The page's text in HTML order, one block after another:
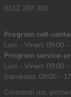
0312 287 300
Program call-
Luni - Vineri: 09:00 -
Program service-
Luni - Vineri: 09.00 -
Sambata: 09:00 -
Comanzi azi,